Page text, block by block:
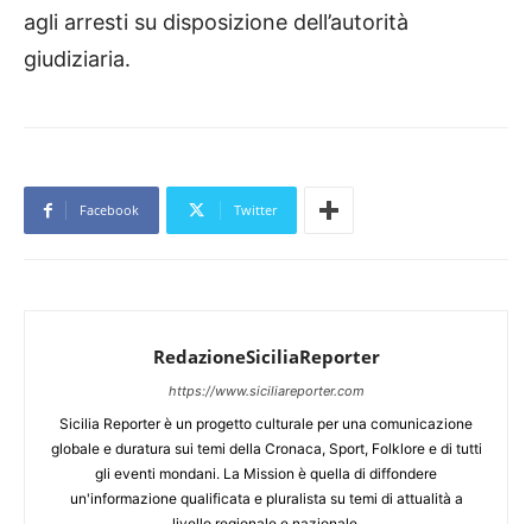
agli arresti su disposizione dell’autorità
giudiziaria.
Facebook Twitter
RedazioneSiciliaReporter
https://www.siciliareporter.com
Sicilia Reporter è un progetto culturale per una comunicazione
globale e duratura sui temi della Cronaca, Sport, Folklore e di tutti
gli eventi mondani. La Mission è quella di diffondere
un'informazione qualificata e pluralista su temi di attualità a